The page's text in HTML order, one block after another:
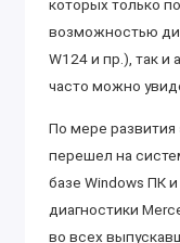
которых только
возможностью
W124 и пр.), так и
часто можно
По мере
перешел на
базе Windows ПК
диагностики
во всех